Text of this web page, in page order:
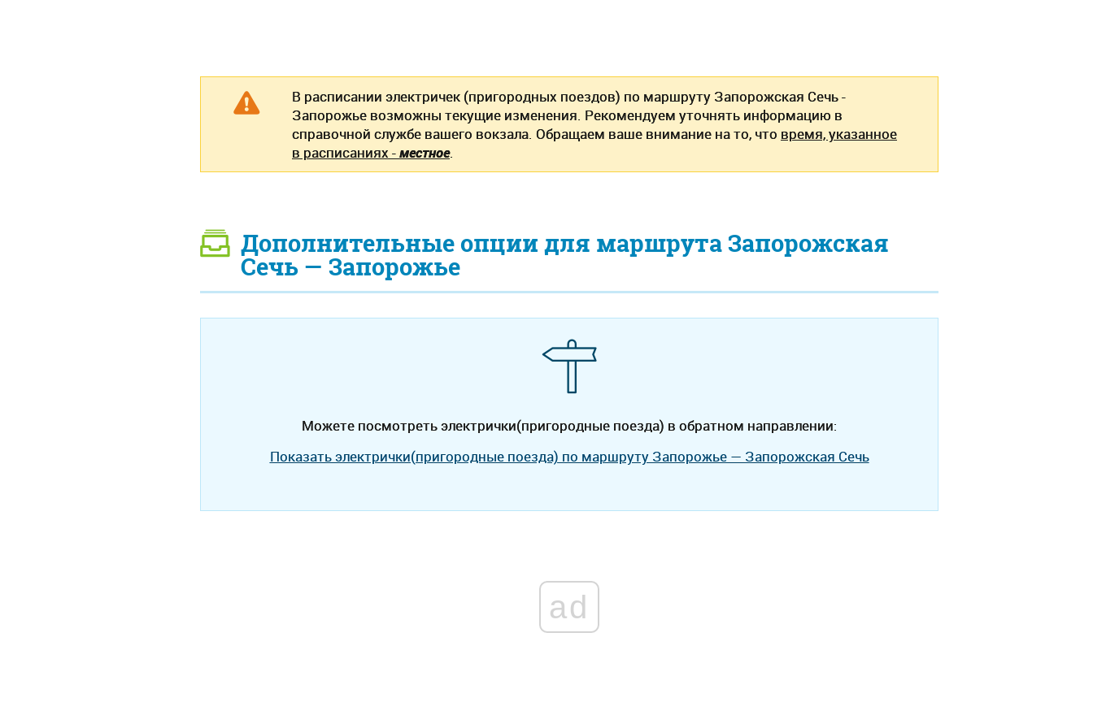
В расписании электричек (пригородных поездов) по маршруту Запорожская Сечь -
Запорожье возможны текущие изменения. Рекомендуем уточнять информацию в
справочной службе вашего вокзала. Обращаем ваше внимание на то, что время, указанное
в расписаниях -местное.
Дополнительные опции для маршрута Запорожская
Сечь — Запорожье
Можете посмотреть электрички(пригородные поезда) в обратном направлении:
Показать электрички(пригородные поезда) по маршруту Запорожье — Запорожская Сечь
ad